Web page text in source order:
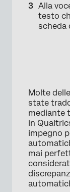
Alla
testo
scheda
Molte
state
mediante
in
impegno
mai